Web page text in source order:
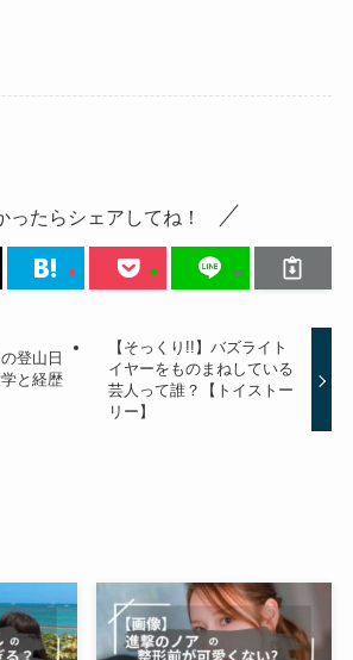
ったらシェアしてね！
登山日
と経歴
【そっくり!!】バズライト
イヤーをものまねしている
芸人って誰？【トイストー
リー】